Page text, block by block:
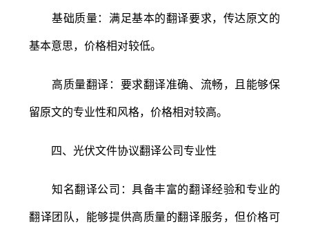
基础质量：满足基本的翻译要求，传达原文的
基本意思，价格相对较低。
高质量翻译：要求翻译准确、流畅，且能够保
留原文的专业性和风格，价格相对较高。
四、光伏文件协议翻译公司专业性
知名翻译公司：具备丰富的翻译经验和专业的
翻译团队，能够提供高质量的翻译服务，但价格可